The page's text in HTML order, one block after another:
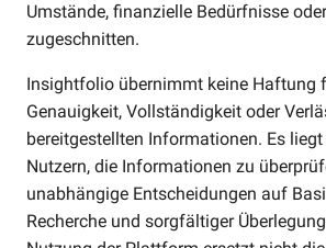
Umstände, finanzielle Bedürfnisse
zugeschnitten.
Insightfolio übernimmt keine Haftung
Genauigkeit, Vollständigkeit oder
bereitgestellten Informationen. Es
Nutzern, die Informationen zu
unabhängige Entscheidungen auf
Recherche und sorgfältiger